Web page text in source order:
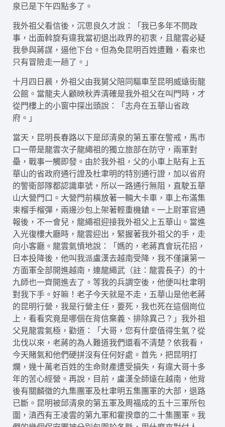
泉已是下午四點多了。
我外祖父看信後，沉思良久才說：「我已多年不問政
事，出面斡旋有違我當初退出政界的初衷，且龍雲必疑
我參與蔣謀，逼他下台。但為免昆明百姓遭難，看來也
只有冒險走一趟了。」
十月四日晨，外祖父由我舅父陪同驅車至昆明威遠街龍
公館。當龍夫人顧映秋弄清確是我外祖父在叫門時，才
從門樓上的小窗中探出頭說：「志舟在五華山省政
府。」
當天，昆明長春路以下是邱清泉的第五軍在警戒，馬市
口一帶是龍雲次子龍繩祖的獨立旅部在防守，兩軍對
壘，戰事一觸即發。由於我外祖，父的小車上貼有上五
華山的省政府通行證及杜聿明的特別通行證，加以省府
的警衛部隊都認識車號，所以一路通行無阻，直駛五華
山大營門口。大營門前橫放著一輛大卡車，車上布滿集
束榴手榴彈，兩邊沙包上架著輕重機鎗。一上尉軍官通
報後，不一會兒，龍繩祖迎接我外祖父上五華山。當進
入光復樓大廳時，龍雲迎出，緊握著我外祖父的手，走
向小客廳。龍雲氣憤地說：「媽的，老蔣真會玩花招，
日本投降後，他叫我派盧漢去越南受降，我不僅讓第一
方面軍全部開進越南，連龍繩武（註：龍雲長子）的十
九師也一齊開進去了。等我的兵調空後，他便叫杜聿明
對我下手。好嘛！老子今天就是不走，五華山是他老蔣
的昆明行營，我是行營主任，要死，我也死在這個崗位
上，看看究竟是哪個在背信棄義、排除異己？」我外祖
父見龍雲氣極，勸道：「大哥，您有什麼值得生氣？從
北伐以來，老蔣的為人難道我們還看不清楚？依我看，
今天賭氣和他們硬拼沒有任何好處。首先，把昆明打
爛，幾十萬老百姓的生命財產遭受損失，有違大哥十多
年的苦心經營。再說，目前，盧漢全師遠在越南，他背
後有關麟徵的九集團軍及杜聿明五集團軍的大部，退路
已斷。昆明被邱清泉的第五軍及周福成的五十三軍所包
圍，滇西有王凌雲的第九軍和霍揆章的二十集團軍。我